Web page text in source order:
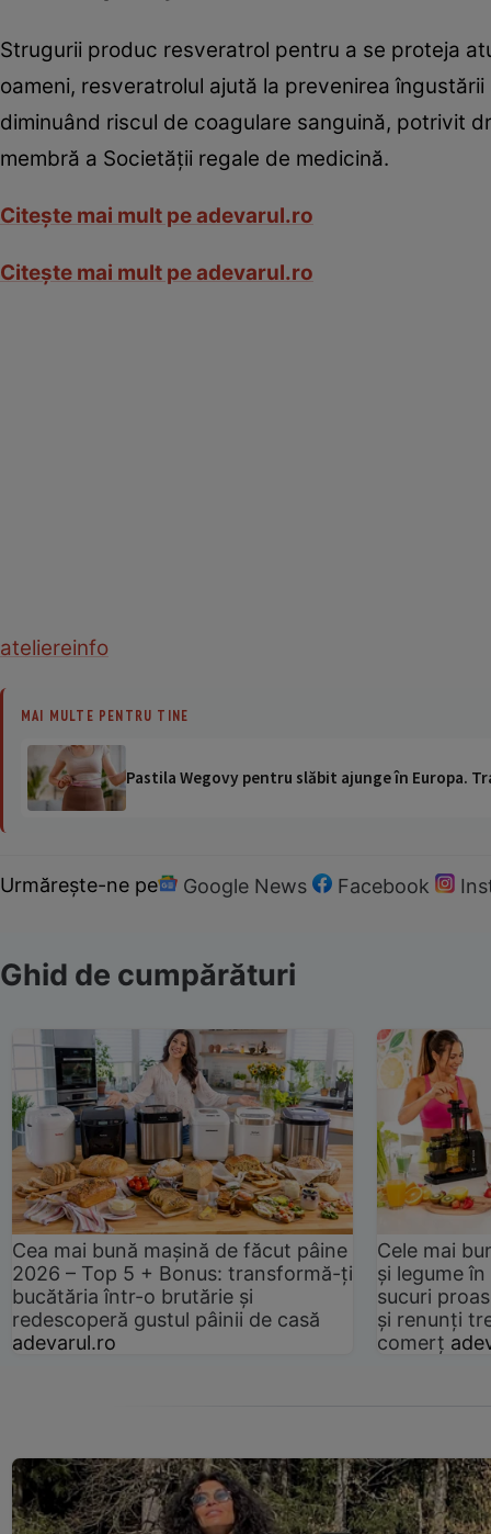
Strugurii produc resveratrol pentru a se proteja
oameni, resveratrolul ajută la prevenirea
diminuând riscul de coagulare sanguină, potrivit
membră a Societăţii regale de medicină.
Citeşte mai mult pe adevarul.ro
Citeşte mai mult pe adevarul.ro
ateliereinfo
MAI MULTE PENTRU TINE
Pastila Wegovy pentru slăbit ajunge în Europa.
Urmărește-ne pe Google News Facebook
Ghid de cumpărături
Cea mai bună mașină de făcut pâine
2026 – Top 5 + Bonus: transformă-ți
bucătăria într-o brutărie și
redescoperă gustul pâinii de casă
adevarul.ro
Cele mai
și legume
sucuri
și renunți
comerț